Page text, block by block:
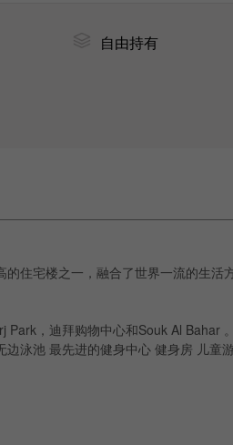
自由持有
住宅楼之一，融合了世界一流的生活
，迪拜购物中心和Souk Al Bahar
泳池 最先进的健身中心 健身房 儿童